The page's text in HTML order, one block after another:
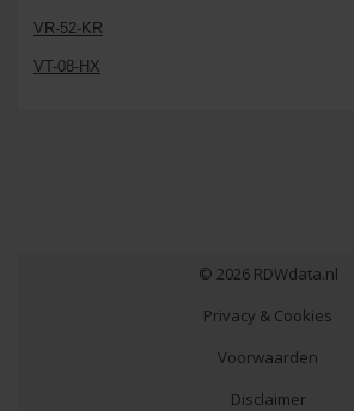
VR-52-KR
VT-08-HX
© 2026 RDWdata.nl
Privacy & Cookies
Voorwaarden
Disclaimer